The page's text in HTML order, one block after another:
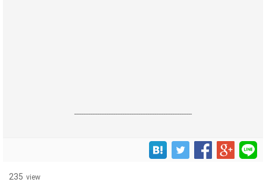
------------------------------------------------------------------
235 view